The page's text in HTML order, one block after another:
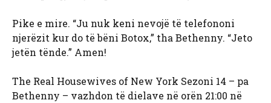
Pike e mire. “Ju nuk keni nevojë të telefononi
njerëzit kur do të bëni Botox,” tha Bethenny. “Jeto
jetën tënde.” Amen!
The Real Housewives of New York Sezoni 14 – pa
Bethenny – vazhdon të dielave në orën 21:00 në